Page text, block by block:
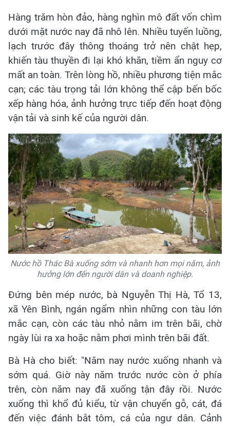
Hàng trăm hòn đảo, hàng nghìn mô đất vốn chìm
dưới mặt nước nay đã nhô lên. Nhiều tuyến luồng,
lạch trước đây thông thoáng trở nên chật hẹp,
khiến tàu thuyền đi lại khó khăn, tiềm ẩn nguy cơ
mất an toàn. Trên lòng hồ, nhiều phương tiện mắc
cạn; các tàu trọng tải lớn không thể cập bến bốc
xếp hàng hóa, ảnh hưởng trực tiếp đến hoạt động
vận tải và sinh kế của người dân.
Nước hồ Thác Bà xuống sớm và nhanh hơn mọi năm, ảnh
hưởng lớn đến người dân và doanh nghiệp.
Đứng bên mép nước, bà Nguyễn Thị Hà, Tổ 13,
xã Yên Bình, ngán ngẩm nhìn những con tàu lớn
mắc cạn, còn các tàu nhỏ nằm im trên bãi, chờ
ngày lùi ra xa hoặc nằm phơi mình trên bãi đất.
Bà Hà cho biết: "Năm nay nước xuống nhanh và
sớm quá. Giờ này năm trước nước còn ở phía
trên, còn năm nay đã xuống tận đây rồi. Nước
xuống thì khổ đủ kiểu, từ vận chuyển gỗ, cát, đá
đến việc đánh bắt tôm, cá của ngư dân. Cảnh